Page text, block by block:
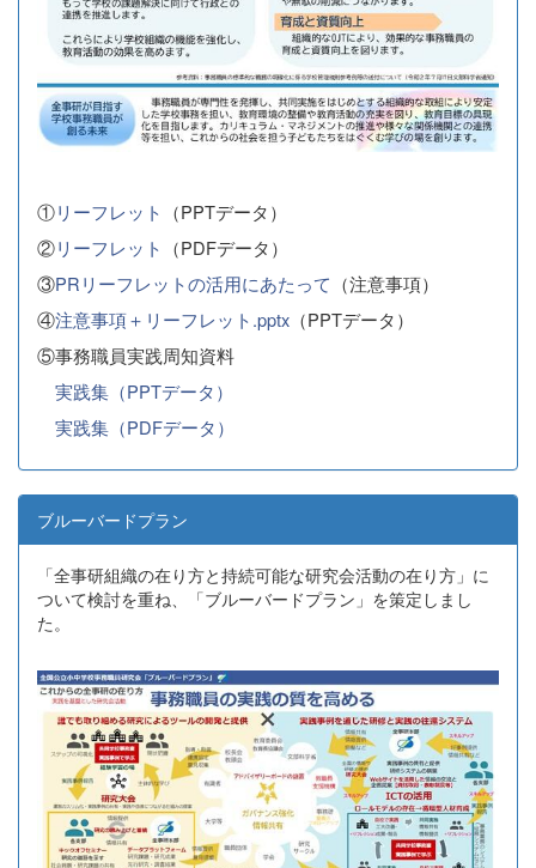
①リーフレット （PPTデータ）
②リーフレット （PDFデータ）
③PRリーフレットの活用にあたって （注意事項）
④注意事項＋リーフレット.pptx （PPTデータ）
⑤事務職員実践周知資料
実践集（PPTデータ）
実践集（PDFデータ）
ブルーバードプラン
「全事研組織の在り方と持続可能な研究会活動の在り方」に
ついて検討を重ね、「ブルーバードプラン」を策定しまし
た。